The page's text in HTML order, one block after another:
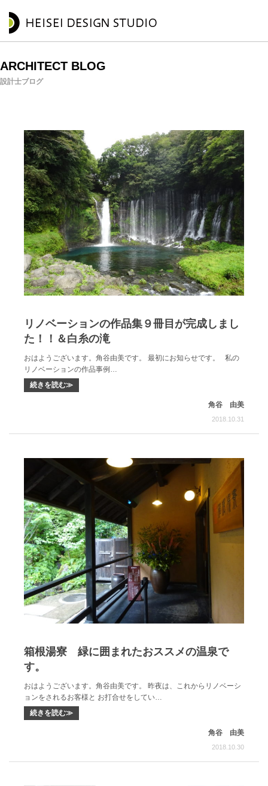
ARCHITECT BLOG
設計士ブログ
リノベーションの作品集９冊目が完成しまし
た！！＆白糸の滝
おはようございます。角谷由美です。 最初にお知らせです。 私の
リノベーションの作品事例…
続きを読む≫
角谷 由美
2018.10.31
箱根湯寮 緑に囲まれたおススメの温泉で
す。
おはようございます。角谷由美です。 昨夜は、これからリノベーシ
ョンをされるお客様と お打合せをしてい…
続きを読む≫
角谷 由美
2018.10.30